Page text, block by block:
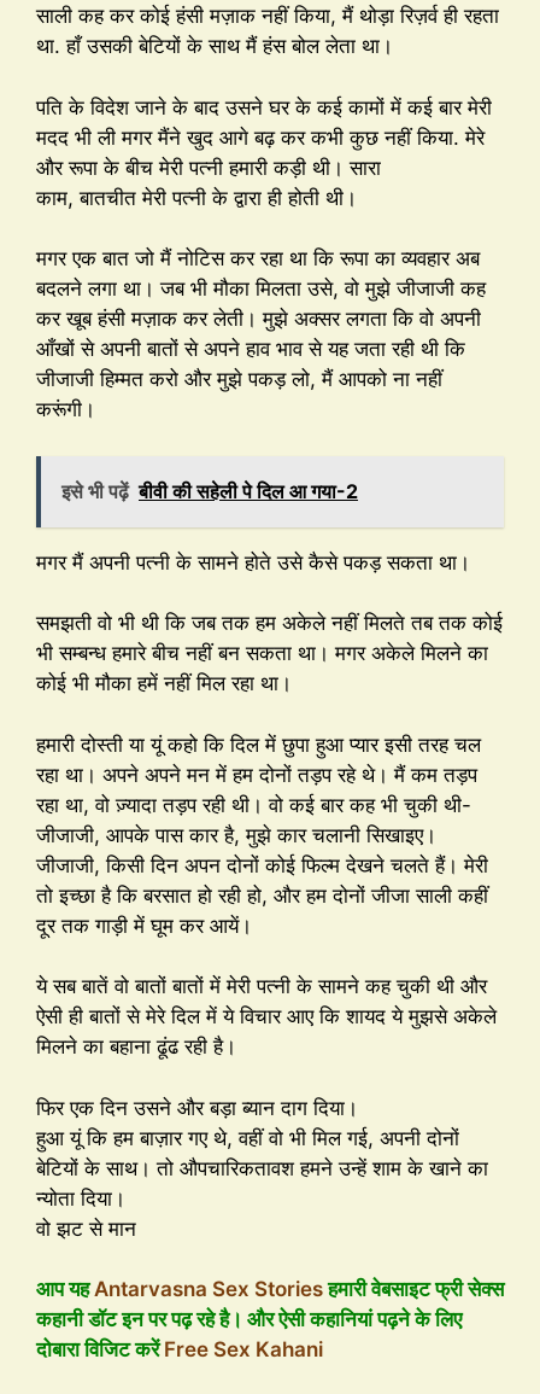
साली कह कर कोई हंसी मज़ाक नहीं किया, मैं थोड़ा रिज़र्व ही रहता
था. हाँ उसकी बेटियों के साथ मैं हंस बोल लेता था।
पति के विदेश जाने के बाद उसने घर के कई कामों में कई बार मेरी
मदद भी ली मगर मैंने खुद आगे बढ़ कर कभी कुछ नहीं किया. मेरे
और रूपा के बीच मेरी पत्नी हमारी कड़ी थी। सारा
काम, बातचीत मेरी पत्नी के द्वारा ही होती थी।
मगर एक बात जो मैं नोटिस कर रहा था कि रूपा का व्यवहार अब
बदलने लगा था। जब भी मौका मिलता उसे, वो मुझे जीजाजी कह
कर खूब हंसी मज़ाक कर लेती। मुझे अक्सर लगता कि वो अपनी
आँखों से अपनी बातों से अपने हाव भाव से यह जता रही थी कि
जीजाजी हिम्मत करो और मुझे पकड़ लो, मैं आपको ना नहीं
करूंगी।
इसे भी पढ़ें बीवी की सहेली पे दिल आ गया-2
मगर मैं अपनी पत्नी के सामने होते उसे कैसे पकड़ सकता था।
समझती वो भी थी कि जब तक हम अकेले नहीं मिलते तब तक कोई
भी सम्बन्ध हमारे बीच नहीं बन सकता था। मगर अकेले मिलने का
कोई भी मौका हमें नहीं मिल रहा था।
हमारी दोस्ती या यूं कहो कि दिल में छुपा हुआ प्यार इसी तरह चल
रहा था। अपने अपने मन में हम दोनों तड़प रहे थे। मैं कम तड़प
रहा था, वो ज़्यादा तड़प रही थी। वो कई बार कह भी चुकी थी-
जीजाजी, आपके पास कार है, मुझे कार चलानी सिखाइए।
जीजाजी, किसी दिन अपन दोनों कोई फिल्म देखने चलते हैं। मेरी
तो इच्छा है कि बरसात हो रही हो, और हम दोनों जीजा साली कहीं
दूर तक गाड़ी में घूम कर आयें।
ये सब बातें वो बातों बातों में मेरी पत्नी के सामने कह चुकी थी और
ऐसी ही बातों से मेरे दिल में ये विचार आए कि शायद ये मुझसे अकेले
मिलने का बहाना ढूंढ रही है।
फिर एक दिन उसने और बड़ा ब्यान दाग दिया।
हुआ यूं कि हम बाज़ार गए थे, वहीं वो भी मिल गई, अपनी दोनों
बेटियों के साथ। तो औपचारिकतावश हमने उन्हें शाम के खाने का
न्योता दिया।
वो झट से मान
आप यहAntarvasna Sex Storiesहमारी वेबसाइट फ्री सेक्स
कहानी डॉट इन पर पढ़ रहे है। और ऐसी कहानियां पढ़ने के लिए
दोबारा विजिट करेंFree Sex Kahani